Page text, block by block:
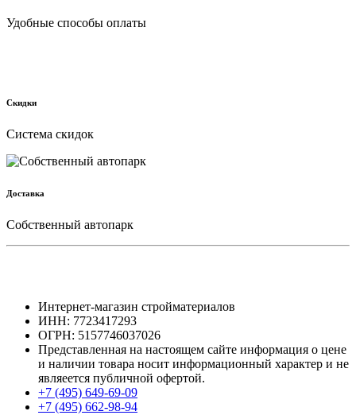
Удобные способы оплаты
Скидки
Cистема скидок
Доставка
Собственный автопарк
Интернет-магазин стройматериалов
ИНН: 7723417293
ОГРН: 5157746037026
Представленная на настоящем сайте информация о цене
и наличии товара носит информационный характер и не
являеется публичной офертой.
+7 (495) 649-69-09
+7 (495) 662-98-94